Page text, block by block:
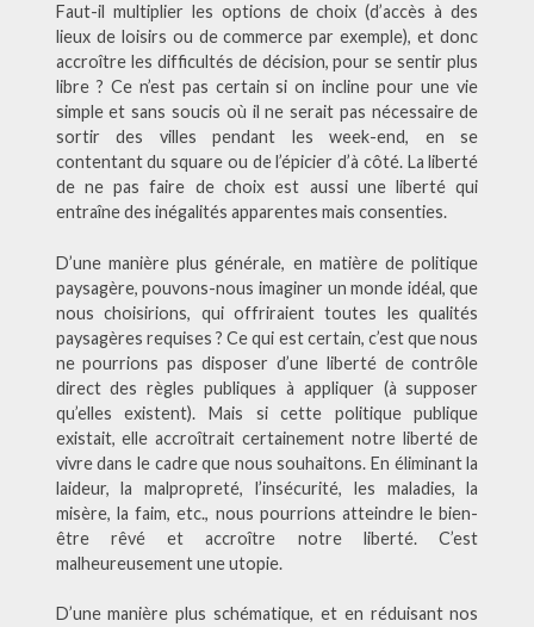
Faut-il multiplier les options de choix (d’accès à des
lieux de loisirs ou de commerce par exemple), et donc
accroître les difficultés de décision, pour se sentir plus
libre ? Ce n’est pas certain si on incline pour une vie
simple et sans soucis où il ne serait pas nécessaire de
sortir des villes pendant les week-end, en se
contentant du square ou de l’épicier d’à côté. La liberté
de ne pas faire de choix est aussi une liberté qui
entraîne des inégalités apparentes mais consenties.
D’une manière plus générale, en matière de politique
paysagère, pouvons-nous imaginer un monde idéal, que
nous choisirions, qui offriraient toutes les qualités
paysagères requises ? Ce qui est certain, c’est que nous
ne pourrions pas disposer d’une liberté de contrôle
direct des règles publiques à appliquer (à supposer
qu’elles existent). Mais si cette politique publique
existait, elle accroîtrait certainement notre liberté de
vivre dans le cadre que nous souhaitons. En éliminant la
laideur, la malpropreté, l’insécurité, les maladies, la
misère, la faim, etc., nous pourrions atteindre le bien-
être rêvé et accroître notre liberté. C’est
malheureusement une utopie.
D’une manière plus schématique, et en réduisant nos